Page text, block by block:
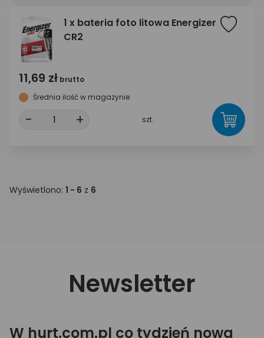
1 x bateria foto litowa Energizer
CR2
11,69 zł brutto
Średnia ilość w magazynie
- + szt.
Wyświetlono: 1 - 6 z 6
Newsletter
W hurt.com.pl co tydzień nowa